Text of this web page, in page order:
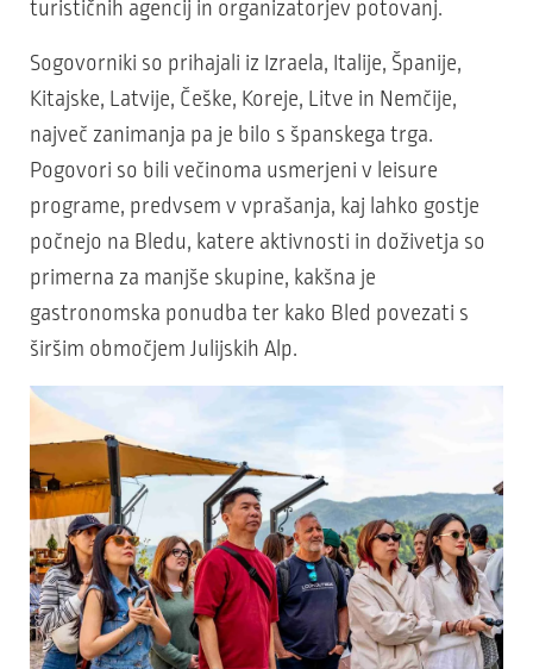
turističnih agencij in organizatorjev potovanj.
Sogovorniki so prihajali iz Izraela, Italije, Španije,
Kitajske, Latvije, Češke, Koreje, Litve in Nemčije,
največ zanimanja pa je bilo s španskega trga.
Pogovori so bili večinoma usmerjeni v leisure
programe, predvsem v vprašanja, kaj lahko gostje
počnejo na Bledu, katere aktivnosti in doživetja so
primerna za manjše skupine, kakšna je
gastronomska ponudba ter kako Bled povezati s
širšim območjem Julijskih Alp.